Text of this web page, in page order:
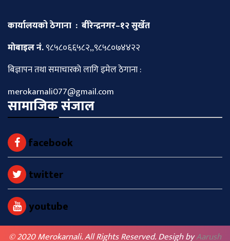
कार्यालयको ठेगाना : बीरेन्द्रनगर–१२ सुर्खेत
माेबाइल नं.९८५८०६६५८२,,९८५८०७४४२२
बिज्ञापन तथा समाचारकाे लागि इमेल ठेगाना :
merokarnali077@gmail.com
सामाजिक संजाल
facebook
twitter
youtube
© 2020 Merokarnali. All Rights Reserved. Desigh byAarush